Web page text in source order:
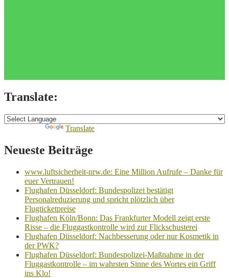
Translate:
Translate
Neueste Beiträge
www.luftsicherheit-nrw.de: Eine Million Aufrufe – Danke für
euer Vertrauen!
Flughafen Düsseldorf: Bundespolizei bestätigt
Personalreduzierung und spricht plötzlich über
Flugticketpreise
Flughafen Köln/Bonn: Das Frankfurter Modell zeigt erste
Risse – die Fluggastkontrolle wird zur Flickschusterei
Flughafen Düsseldorf: Nachbesserung oder nur Kosmetik in
der PWK?
Flughafen Düsseldorf: Bundespolizei-Maßnahme in der
Fluggastkontrolle – im wahrsten Sinne des Wortes ein Griff
ins Klo!